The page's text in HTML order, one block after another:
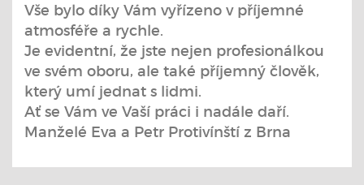
Vše bylo díky Vám vyřízeno v příjemné
atmosféře a rychle.
Je evidentní, že jste nejen profesionálkou
ve svém oboru, ale také příjemný člověk,
který umí jednat s lidmi.
Ať se Vám ve Vaší práci i nadále daří.
Manželé Eva a Petr Protivínští z Brna